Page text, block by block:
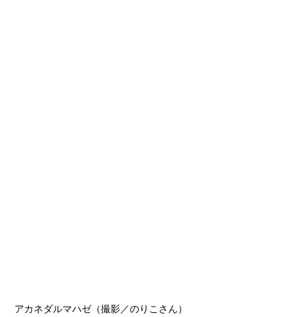
アカネダルマハゼ（撮影／のりこさん）